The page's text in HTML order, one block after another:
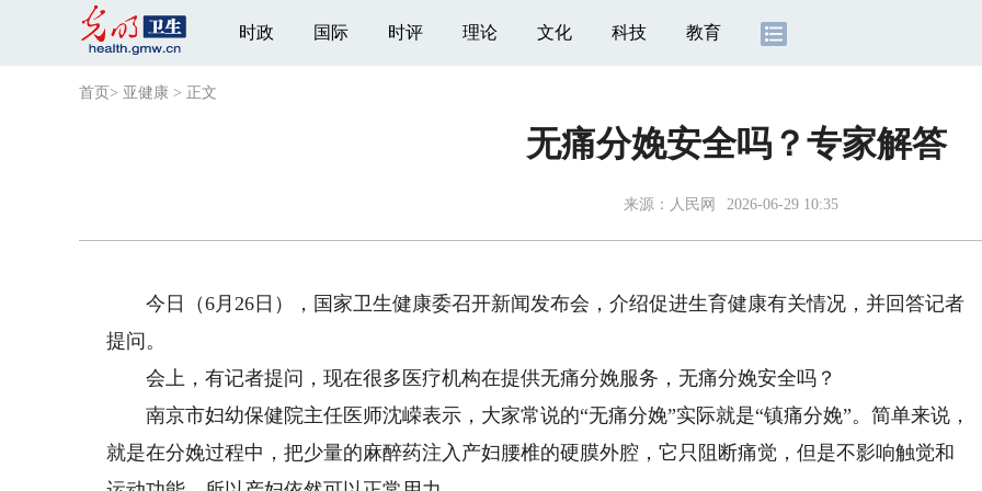
时政 国际 时评 理论 文化 科技 教育
首页 > 亚健康 > 正文
无痛分娩安全吗？专家解答
来源： 人民网 2026-06-29 10:35
今日（6月26日），国家卫生健康委召开新闻发布会，介绍促进生育健康有关情况，并回答记者
提问。
会上，有记者提问，现在很多医疗机构在提供无痛分娩服务，无痛分娩安全吗？
南京市妇幼保健院主任医师沈嵘表示，大家常说的“无痛分娩”实际就是“镇痛分娩”。简单来说，
就是在分娩过程中，把少量的麻醉药注入产妇腰椎的硬膜外腔，它只阻断痛觉，但是不影响触觉和